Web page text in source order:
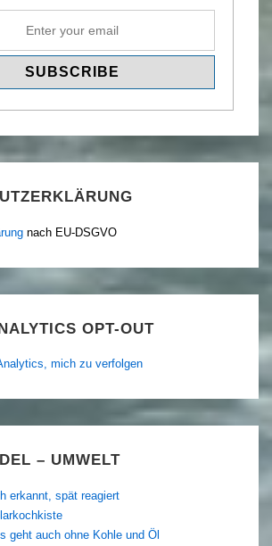
nach EU-DSGVO
OPT-OUT
mich zu verfolgen
– UMWELT
erkannt, spät reagiert
geht auch ohne Kohle und Öl